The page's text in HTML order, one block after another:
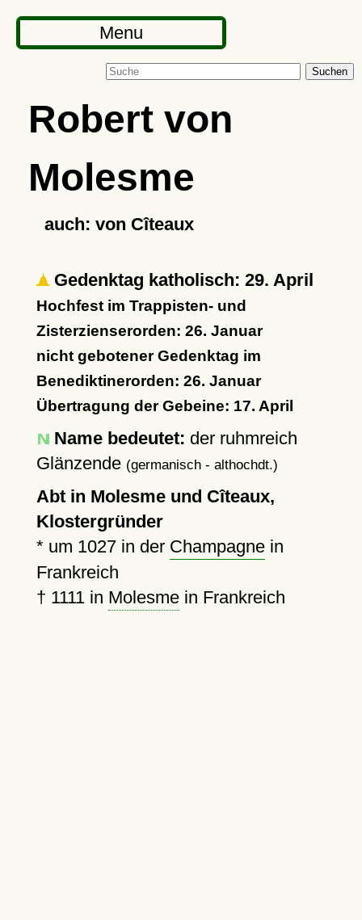
Menu
Suchen
Robert von
Molesme
auch: von Cîteaux
Gedenktag katholisch: 29. April
Hochfest im Trappisten- und
Zisterzienserorden: 26. Januar
nicht gebotener Gedenktag im
Benediktinerorden: 26. Januar
Übertragung der Gebeine: 17. April
Name bedeutet: der ruhmreich
Glänzende (germanisch - althochdt.)
Abt in Molesme und Cîteaux,
Klostergründer
* um 1027in der Champagnein
Frankreich
† 1111in Molesmein Frankreich